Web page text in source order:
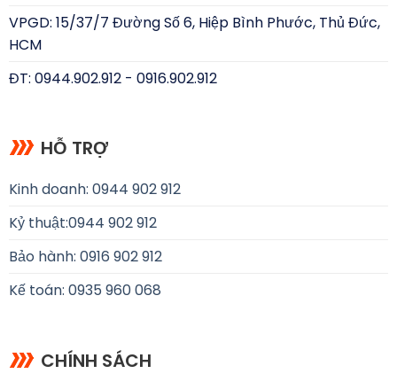
VPGD: 15/37/7 Đường Số 6, Hiệp Bình Phước, Thủ Đức,
HCM
ĐT: 0944.902.912 - 0916.902.912
HỖ TRỢ
Kinh doanh: 0944 902 912
Kỷ thuật:0944 902 912
Bảo hành: 0916 902 912
Kế toán: 0935 960 068
CHÍNH SÁCH